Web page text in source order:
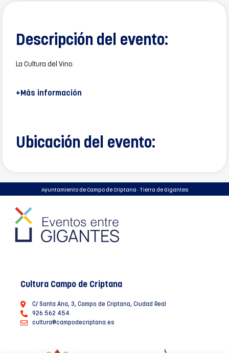
Descripción del evento:
La Cultura del Vino.
+Más información
Ubicación del evento:
Ayuntamiento de Campo de Criptana · Tierra de Gigantes
Cultura Campo de Criptana
C/ Santa Ana, 3, Campo de Criptana, Ciudad Real
926 562 454
cultura@campodecriptana.es